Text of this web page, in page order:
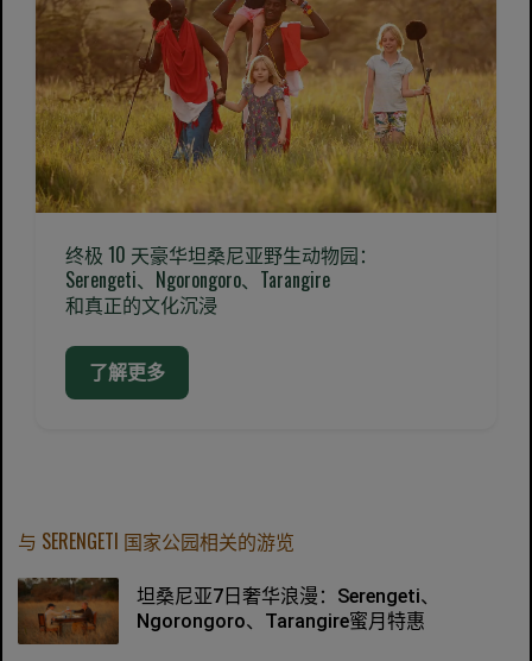
终极 10 天豪华坦桑尼亚野生动物园：
Serengeti、Ngorongoro、Tarangire
和真正的文化沉浸
了解更多
与 SERENGETI 国家公园相关的游览
坦桑尼亚7日奢华浪漫：Serengeti、
Ngorongoro、Tarangire蜜月特惠